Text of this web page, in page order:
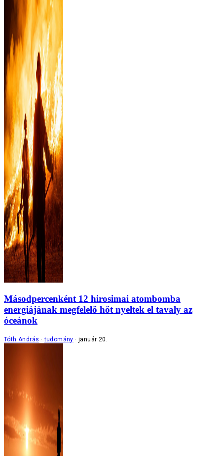
Másodpercenként 12 hirosimai atombomba
energiájának megfelelő hőt nyeltek el tavaly az
óceánok
Tóth András tudomány január 20.